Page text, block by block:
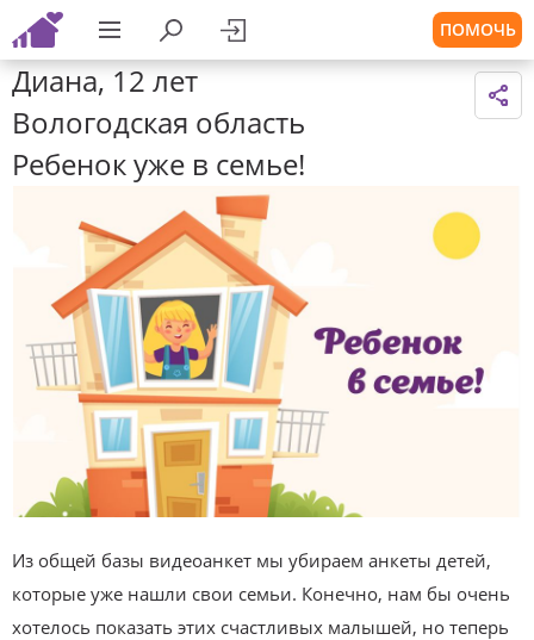
ПОМОЧЬ
Диана, 12 лет
Вологодская область
Ребенок уже в семье!
Из общей базы видеоанкет мы убираем анкеты детей,
которые уже нашли свои семьи. Конечно, нам бы очень
хотелось показать этих счастливых малышей, но теперь